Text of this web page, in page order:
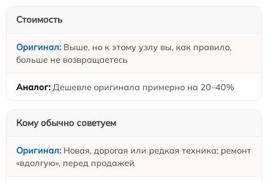
Стоимость
Выше, но к этому узлу вы, как правило,
больше не возвращаетесь
Дешевле оригинала примерно на 20–40%
Кому обычно советуем
Новая, дорогая или редкая техника; ремонт
«вдолгую», перед продажей